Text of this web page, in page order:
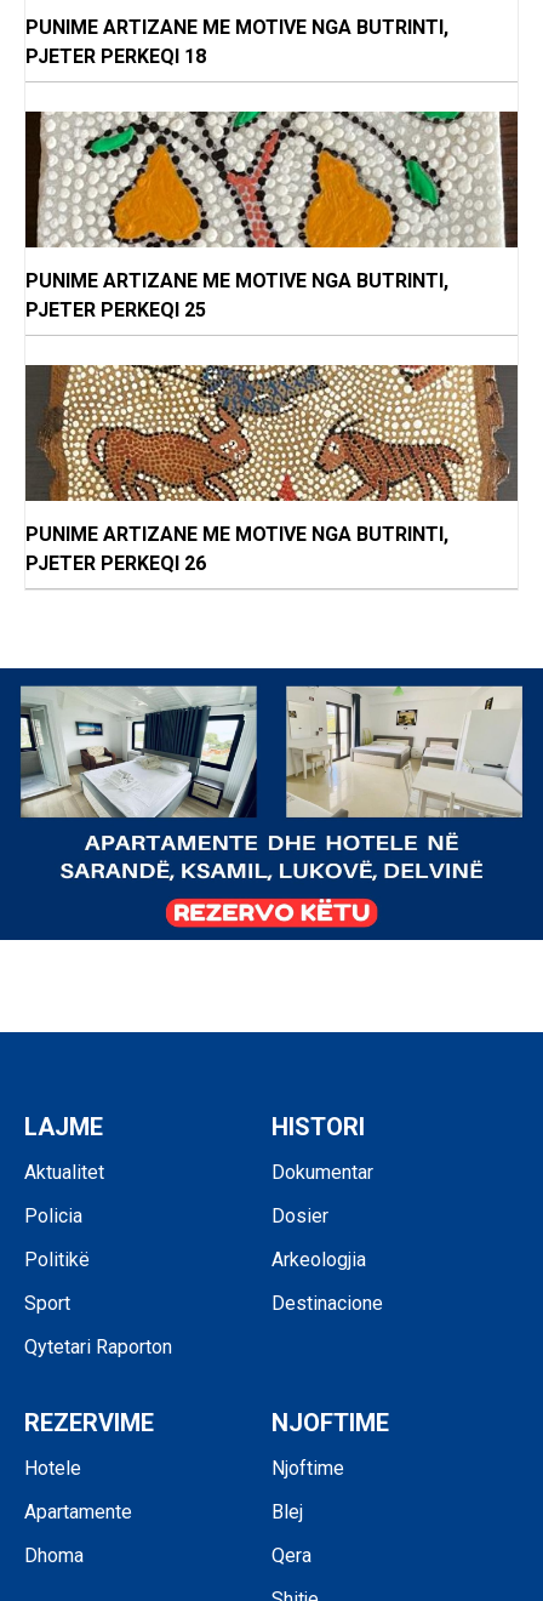
PUNIME ARTIZANE ME MOTIVE NGA BUTRINTI,
PJETER PERKEQI 18
PUNIME ARTIZANE ME MOTIVE NGA BUTRINTI,
PJETER PERKEQI 25
PUNIME ARTIZANE ME MOTIVE NGA BUTRINTI,
PJETER PERKEQI 26
LAJME
Aktualitet
Policia
Politikë
Sport
Qytetari Raporton
HISTORI
Dokumentar
Dosier
Arkeologjia
Destinacione
REZERVIME
Hotele
Apartamente
Dhoma
NJOFTIME
Njoftime
Blej
Qera